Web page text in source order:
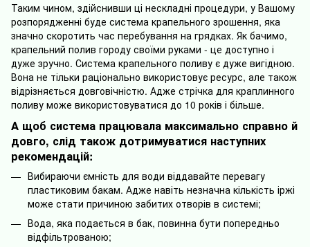
Таким чином, здійснивши ці нескладні процедури, у Вашому
розпорядженні буде система крапельного зрошення, яка
значно скоротить час перебування на грядках. Як бачимо,
крапельний полив городу своїми руками - це доступно і
дуже зручно. Система крапельного поливу є дуже вигідною.
Вона не тільки раціонально використовує ресурс, але також
відрізняється довговічністю. Адже стрічка для краплинного
поливу може використовуватися до 10 років і більше.
А щоб система працювала максимально справно й
довго, слід також дотримуватися наступних
рекомендацій:
Вибираючи ємність для води віддавайте перевагу
пластиковим бакам. Адже навіть незначна кількість іржі
може стати причиною забитих отворів в системі;
Вода, яка подається в бак, повинна бути попередньо
відфільтрованою;